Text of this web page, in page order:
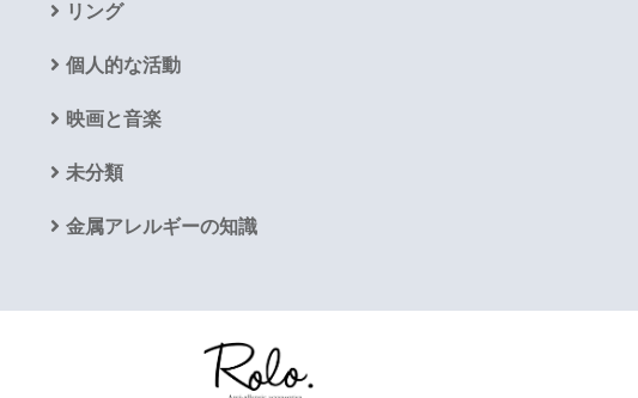
リング
個人的な活動
映画と音楽
未分類
金属アレルギーの知識